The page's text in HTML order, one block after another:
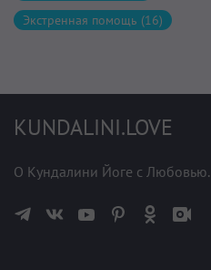
Экстренная помощь (16)
KUNDALINI.LOVE
О Кундалини Йоге с Любовью.